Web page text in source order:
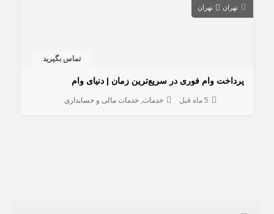
تهران تهران
تماس بگیرید
پرداخت وام فوری در سریع‌ترین زمان | دنیای وام
5 ماه قبل خدمات خدمات مالی و حسابداری